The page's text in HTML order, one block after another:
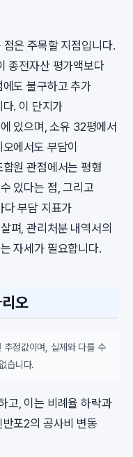
은 주목할 지점입니다.
종전자산 평가액보다
도 불구하고 추가
. 이 단지가
있으며, 소유 32평에서
에서도 부담이
원 관점에서는 평형
있다는 점, 그리고
부담 지표가
펴, 관리처분 내역서의
자세가 필요합니다.
오
추정값이며, 실제와 다를 수
습니다.
고, 이는 비례율 하락과
포2의 공사비 변동